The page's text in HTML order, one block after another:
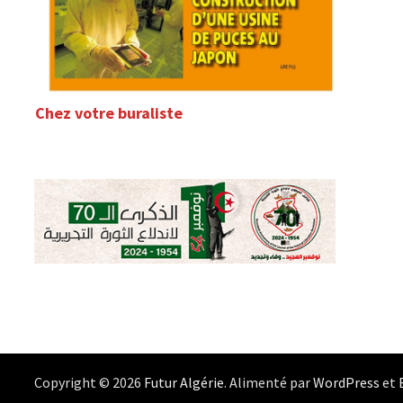
Chez votre buraliste
Copyright © 2026 Futur Algérie. Alimenté parWordPress et